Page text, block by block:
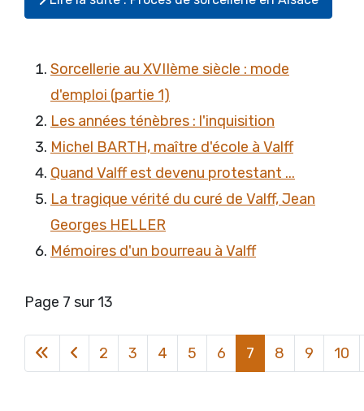
Sorcellerie au XVIIème siècle : mode
d'emploi (partie 1)
Les années ténèbres : l'inquisition
Michel BARTH, maître d'école à Valff
Quand Valff est devenu protestant ...
La tragique vérité du curé de Valff, Jean
Georges HELLER
Mémoires d'un bourreau à Valff
Page 7 sur 13
2 3 4 5 6 7 8 9 10